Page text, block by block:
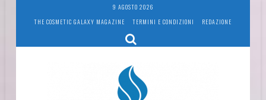
9 AGOSTO 2026
THE COSMETIC GALAXY MAGAZINE
TERMINI E CONDIZIONI REDAZIONE